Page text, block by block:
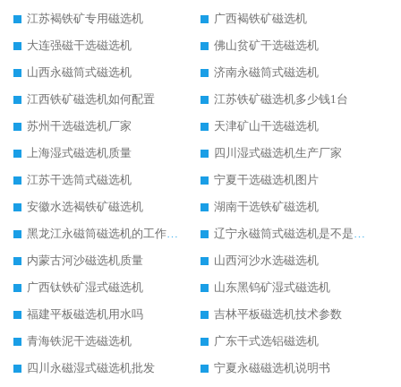
江苏褐铁矿专用磁选机
广西褐铁矿磁选机
大连强磁干选磁选机
佛山贫矿干选磁选机
山西永磁筒式磁选机
济南永磁筒式磁选机
江西铁矿磁选机如何配置
江苏铁矿磁选机多少钱1台
苏州干选磁选机厂家
天津矿山干选磁选机
上海湿式磁选机质量
四川湿式磁选机生产厂家
江苏干选筒式磁选机
宁夏干选磁选机图片
安徽水选褐铁矿磁选机
湖南干选铁矿磁选机
黑龙江永磁筒磁选机的工作原理
辽宁永磁筒式磁选机是不是强磁
内蒙古河沙磁选机质量
山西河沙水选磁选机
广西钛铁矿湿式磁选机
山东黑钨矿湿式磁选机
福建平板磁选机用水吗
吉林平板磁选机技术参数
青海铁泥干选磁选机
广东干式选铝磁选机
四川永磁湿式磁选机批发
宁夏永磁磁选机说明书